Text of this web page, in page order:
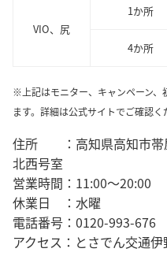
VIO、尻
1か所
4か所
※上記はモニター、キャンペーン、
ます。詳細は公式サイトでご確認く
住所 ：高知県高知市帯
北西号室
営業時間：11:00～20:00
休業日 ：水曜
電話番号：0120-993-676
アクセス：とさでん交通